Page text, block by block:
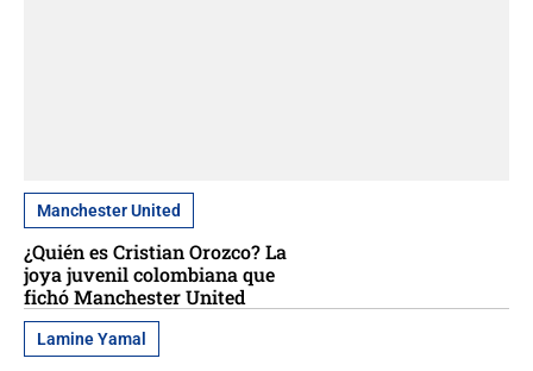
Manchester United
¿Quién es Cristian Orozco? La
joya juvenil colombiana que
fichó Manchester United
Lamine Yamal